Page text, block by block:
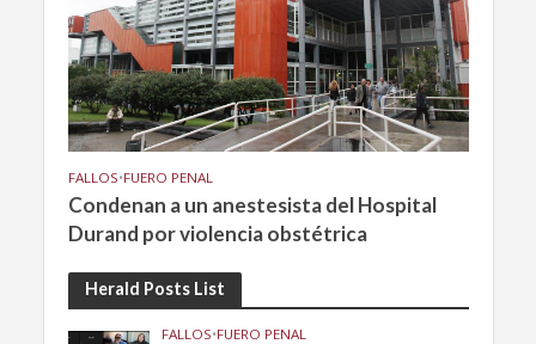
FALLOS•FUERO PENAL
Condenan a un anestesista del Hospital
Durand por violencia obstétrica
Herald Posts List
FALLOS•FUERO PENAL